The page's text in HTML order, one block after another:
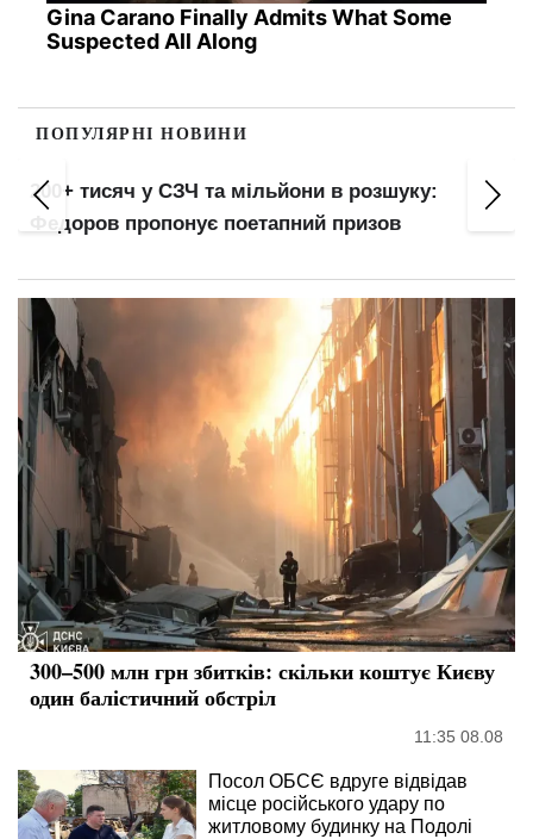
Gina Carano Finally Admits What Some
Suspected All Along
ПОПУЛЯРНІ НОВИНИ
200+ тисяч у СЗЧ та мільйони в розшуку:
Федоров пропонує поетапний призов
300–500 млн грн збитків: скільки коштує Києву
один балістичний обстріл
11:35 08.08
Посол ОБСЄ вдруге відвідав
місце російського удару по
житловому будинку на Подолі